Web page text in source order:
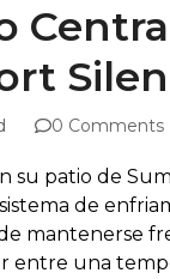
0 Comments
su patio de
de
mantenerse
una